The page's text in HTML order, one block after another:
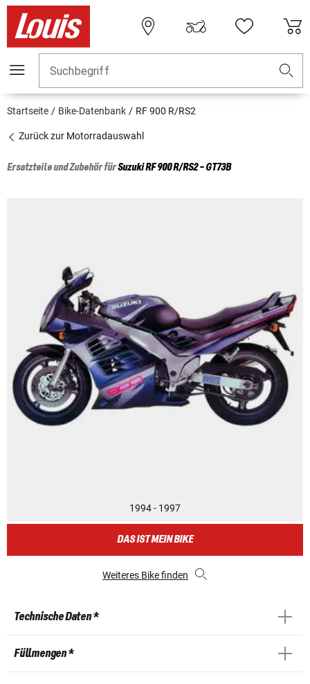
Suchbegriff
Startseite Bike-Datenbank RF 900 R/RS2
Zurück zur Motorradauswahl
Ersatzteile und Zubehör fürSuzukiRF 900 R/RS2 - GT73B
1994 - 1997
DAS IST MEIN BIKE
Weiteres Bike finden
Technische Daten *
Füllmengen *